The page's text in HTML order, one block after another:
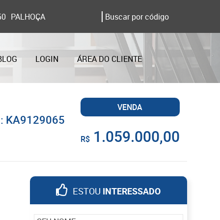
PALHOÇA
LOGIN ÁREA DO CLIENTE
KA9129065
VENDA
R$1.059.000,00
ESTOU INTERESSADO